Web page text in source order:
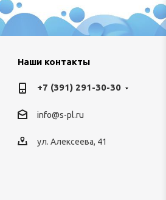
Наши контакты
+7 (391) 291-30-30
info@s-pl.ru
ул. Алексеева, 41